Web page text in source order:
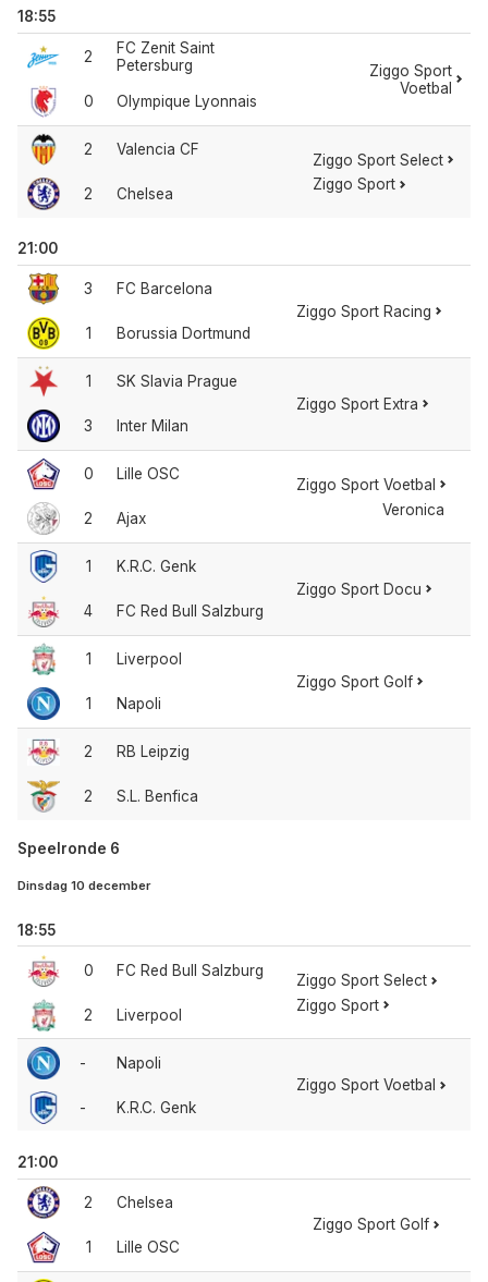
18:55
2
0
FC Zenit Saint
Petersburg
Olympique Lyonnais
Ziggo Sport
Voetbal
2
2
Valencia CF
Chelsea
Ziggo Sport Select
Ziggo Sport
21:00
3
1
FC Barcelona
Borussia Dortmund
Ziggo Sport Racing
1
3
SK Slavia Prague
Inter Milan
Ziggo Sport Extra
0
2
Lille OSC
Ajax
Ziggo Sport Voetbal
Veronica
1
4
K.R.C. Genk
FC Red Bull Salzburg
Ziggo Sport Docu
1
1
Liverpool
Napoli
Ziggo Sport Golf
2
2
RB Leipzig
S.L. Benfica
Speelronde 6
Dinsdag 10 december
18:55
0
2
FC Red Bull Salzburg
Liverpool
Ziggo Sport Select
Ziggo Sport
-
-
Napoli
K.R.C. Genk
Ziggo Sport Voetbal
21:00
2
1
Chelsea
Lille OSC
Ziggo Sport Golf